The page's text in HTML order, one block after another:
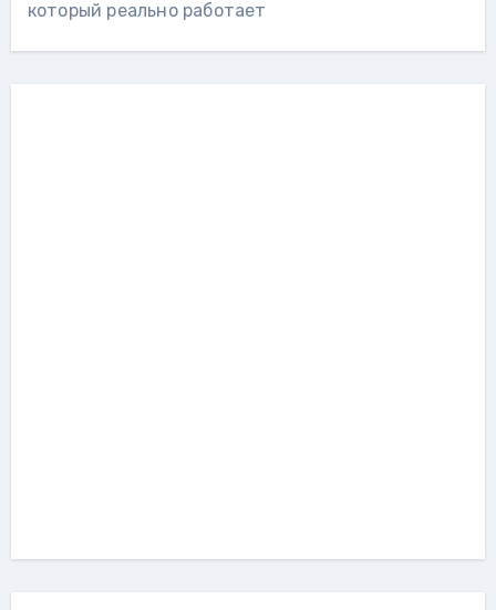
который реально работает